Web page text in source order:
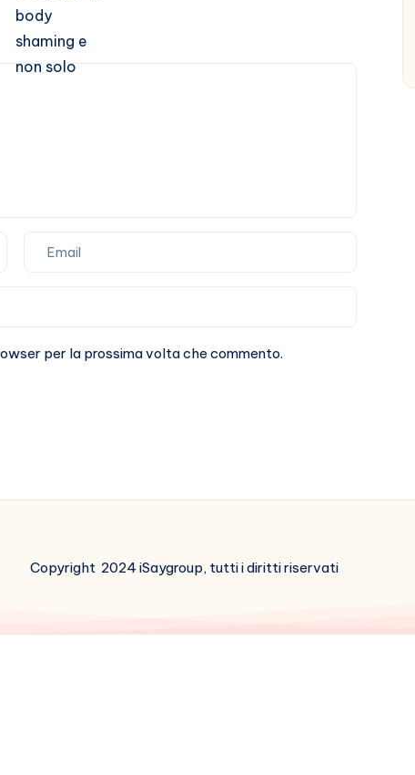
accusata
di
body
per la prossima volta che commento.
Copyright 2024 iSaygroup, tutti i diritti riservati